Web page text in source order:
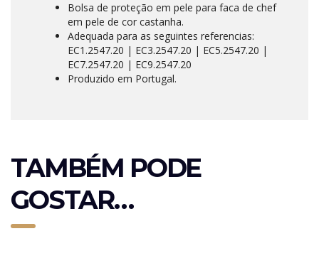
Bolsa de proteção em pele para faca de chef
em pele de cor castanha.
Adequada para as seguintes referencias:
EC1.2547.20 | EC3.2547.20 | EC5.2547.20 |
EC7.2547.20 | EC9.2547.20
Produzido em Portugal.
TAMBÉM PODE
GOSTAR…